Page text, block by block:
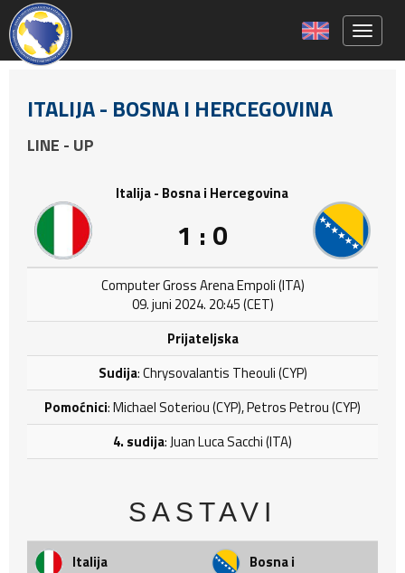
ITALIJA - BOSNA I HERCEGOVINA
LINE - UP
Italija - Bosna i Hercegovina
1 : 0
Computer Gross Arena Empoli (ITA)
09. juni 2024. 20:45 (CET)
Prijateljska
Sudija: Chrysovalantis Theouli (CYP)
Pomoćnici: Michael Soteriou (CYP), Petros Petrou (CYP)
4. sudija: Juan Luca Sacchi (ITA)
SASTAVI
Italija
Bosna i